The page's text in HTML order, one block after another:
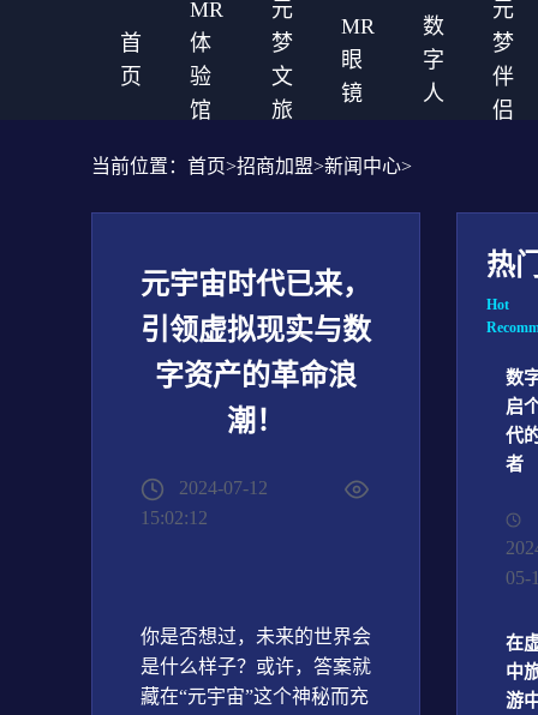
首
页
MR
体
验
馆
元
梦
文
旅
MR
眼
镜
数
字
人
元
梦
伴
侣
当前位置：首页>招商加盟>新闻中心>
元宇宙时代已来，
引领虚拟现实与数
字资产的革命浪
潮！
2024-07-12
15:02:12
你是否想过，未来的世界会
是什么样子？或许，答案就
藏在“元宇宙”这个神秘而充
热
Hot
数
启
代
者
05-
在
中
游